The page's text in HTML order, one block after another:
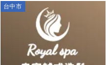
台中市